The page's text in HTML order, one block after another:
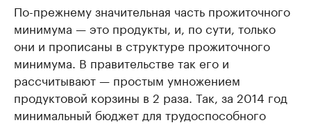
По-прежнему значительная часть прожиточного
минимума — это продукты, и, по сути, только
они и прописаны в структуре прожиточного
минимума. В правительстве так его и
рассчитывают — простым умножением
продуктовой корзины в 2 раза. Так, за 2014 год
минимальный бюджет для трудоспособного